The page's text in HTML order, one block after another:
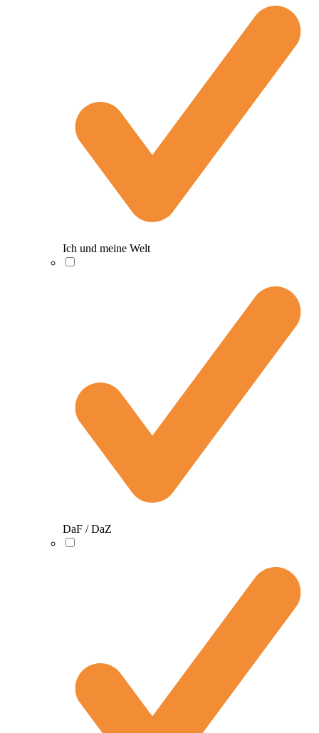
Ich und meine Welt
DaF / DaZ